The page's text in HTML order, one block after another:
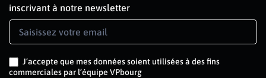
inscrivant à notre newsletter
Newsletter
Signup
J’accepte que mes données soient utilisées à des fins
commerciales par l’équipe VPbourg